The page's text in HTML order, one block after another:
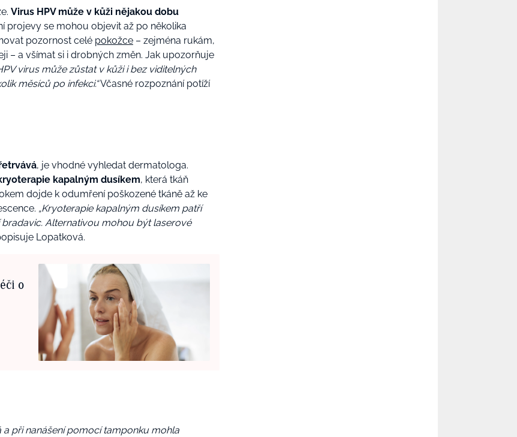
Virus HPV může v kůži nějakou dobu
projevy se mohou objevit až po několika
pozornost celé pokožce – zejména rukám,
– a všímat si i drobných změn. Jak upozorňuje
virus může zůstat v kůži i bez viditelných
měsíců po infekci.“Včasné rozpoznání potíží
, je vhodné vyhledat dermatologa.
kapalným dusíkem, která tkáň
dojde k odumření poškozené tkáně až ke
„Kryoterapie kapalným dusíkem patří
Alternativou mohou být laserové
Lopatková.
o
při nanášení pomocí tamponku mohla